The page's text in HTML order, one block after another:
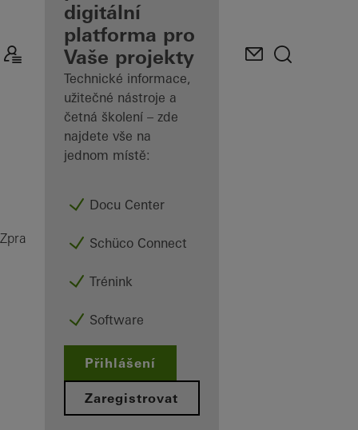
Zpracovatele
Prozkoumejte
Mé
pracoviště
digitální
platforma pro
Vaše projekty
Technické informace,
užitečné nástroje a
četná školení – zde
najdete vše na
jednom místě:
Docu Center
Schüco Connect
Trénink
Software
Přihlášení
Zaregistrovat
Zpracovatelé VýrobkyKování